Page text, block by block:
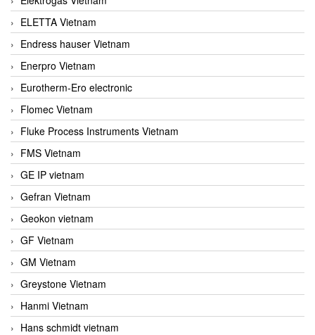
ELETTA Vietnam
Endress hauser Vietnam
Enerpro Vietnam
Eurotherm-Ero electronic
Flomec Vietnam
Fluke Process Instruments Vietnam
FMS Vietnam
GE IP vietnam
Gefran Vietnam
Geokon vietnam
GF Vietnam
GM Vietnam
Greystone Vietnam
Hanmi Vietnam
Hans schmidt vietnam